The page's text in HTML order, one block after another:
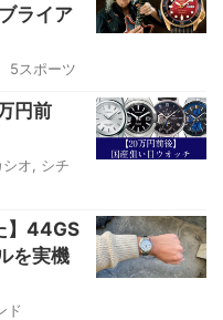
ライア
5スポーツ
円前
シオ
シチ
】44GS
を実機
ド